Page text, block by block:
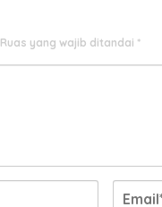
Ruas yang wajib ditandai *